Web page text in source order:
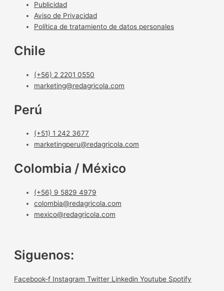
Publicidad
Aviso de Privacidad
Política de tratamiento de datos personales
Chile
(+56) 2 2201 0550
marketing@redagricola.com
Perú
(+51) 1 242 3677
marketingperu@redagricola.com
Colombia / México
(+56) 9 5829 4979
colombia@redagricola.com
mexico@redagricola.com
Siguenos:
Facebook-f Instagram Twitter Linkedin Youtube Spotify